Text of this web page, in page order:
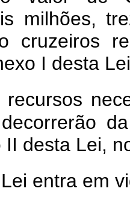
milhões,
cruzeiros
I desta
recursos
II desta Lei,
entra em